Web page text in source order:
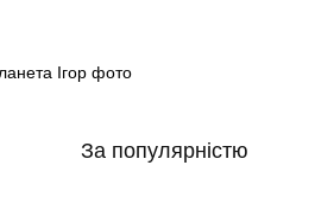
За популярністю